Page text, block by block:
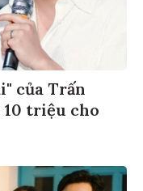
của Trấn
10 triệu cho